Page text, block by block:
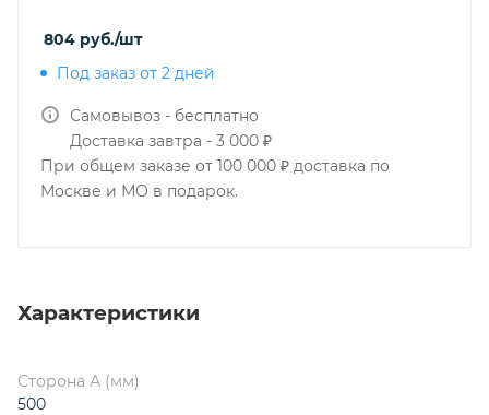
804 руб./шт
Под заказ от 2 дней
Самовывоз - бесплатно
Доставка завтра - 3 000 ₽
При общем заказе от 100 000 ₽ доставка по
Москве и МО в подарок.
Характеристики
Сторона А (мм)
500